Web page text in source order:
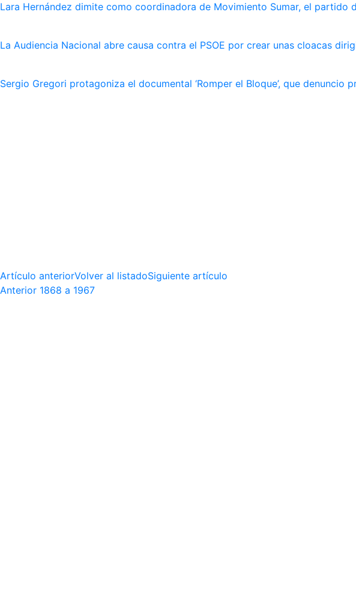
Lara Hernández dimite como coordinadora de Movimiento Sumar, el partido
La Audiencia Nacional abre causa contra el PSOE por crear unas cloacas
Sergio Gregori protagoniza el documental ‘Romper el Bloque’, que
Artículo anteriorVolver al listadoSiguiente artículo
Anterior 1868 a 1967